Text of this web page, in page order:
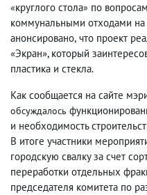
«круглого стола» по
коммунальными отходами на
анонсировано, что проект
«Экран», который
пластика и стекла.
Как сообщается на сайте
обсуждалось
и необходимость
В итоге участники
городскую свалку за счет
переработки отдельных
председателя комитета по